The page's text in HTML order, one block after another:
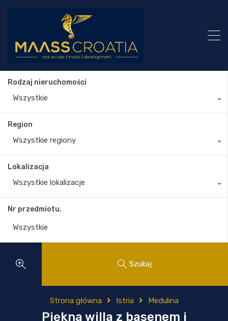
Rodzaj nieruchomości
Wszystkie
Region
Wszystkie regiony
Lokalizacja
Wszystkie lokalizacje
Nr przedmiotu.
Szukaj
Strona główna Istria Medulina
Piękna willa z basenem i